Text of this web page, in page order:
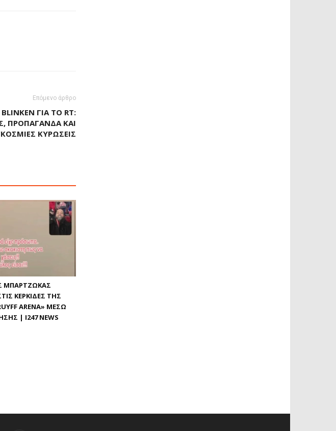
Επόμενο άρθρο
ΓΙΑ ΤΟ RT:
ΠΡΟΠΑΓΆΝΔΑ ΚΑΙ
ΚΥΡΏΣΕΙΣ
ΜΠΑΡΤΖΏΚΑΣ
ΚΕΡΚΊΔΕΣ ΤΗΣ
ARENA» ΜΈΣΩ
| I247 NEWS